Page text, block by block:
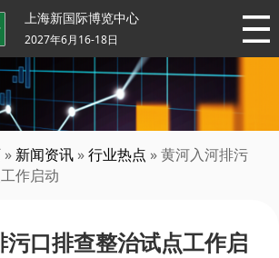
上海新国际博览中心
2027年6月16-18日
» 新闻资讯 »行业热点 » 黄河入河排污
作启动
污口排查整治试点工作启